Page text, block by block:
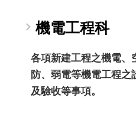
機電工程科
各項新建工程之機電、
防、弱電等機電工程
及驗收等事項。